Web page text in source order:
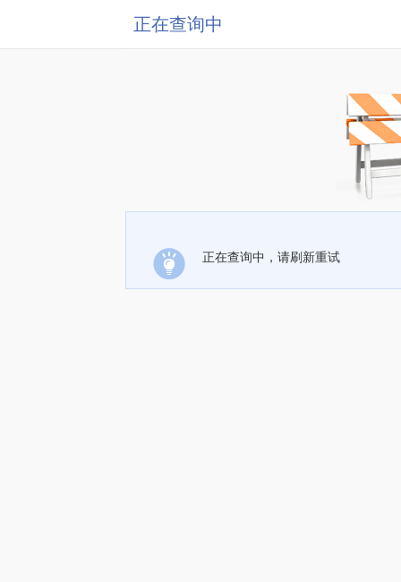
正在查询中
正在查询中，请刷新重试